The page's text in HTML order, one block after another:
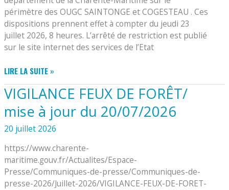
périmètre des OUGC SAINTONGE et COGESTEAU . Ces
dispositions prennent effet à compter du jeudi 23
juillet 2026, 8 heures. L’arrêté de restriction est publié
sur le site internet des services de l’Etat
USAGES
DE
L’EAU
17SUR
PÉRIMÈTRE
OUGC
SAINTONGE
ET
COGESTEAU
LIRE LA SUITE »
VIGILANCE FEUX DE FORÊT/
mise à jour du 20/07/2026
20 juillet 2026
https://www.charente-
maritime.gouv.fr/Actualites/Espace-
Presse/Communiques-de-presse/Communiques-de-
presse-2026/Juillet-2026/VIGILANCE-FEUX-DE-FORET-